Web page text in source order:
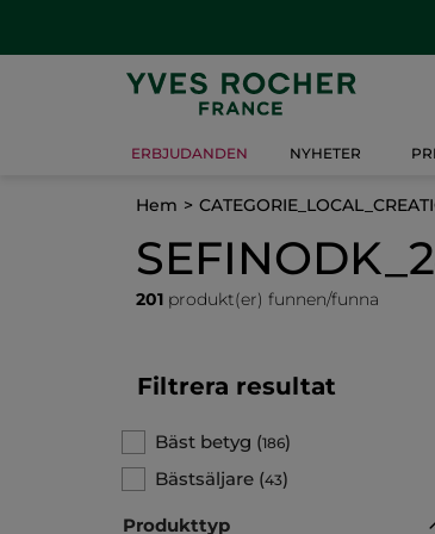
ERBJUDANDEN NYHETER
Hem
201 produkt(er) funnen/funna
Filtrera resultat
Bäst betyg (186)
Bästsäljare (43)
Produkttyp